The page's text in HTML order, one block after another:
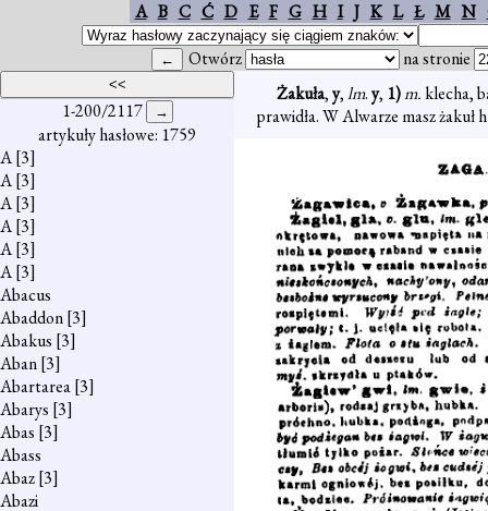
A B C Ć D E F G H I J K L Ł M N
Otwórz na stronie
1-200/2117
artykuły hasłowe: 1759
A[3]
A[3]
A[3]
A[3]
A[3]
A[3]
Abacus
Abaddon[3]
Abakus [3]
Aban[3]
Abartarea[3]
Abarys [3]
Abas [3]
Abass
Abaz[3]
Abazi
Żakuła,y,lm.y, 1)m. klecha,
prawidła. W Alwarze masz żakuł